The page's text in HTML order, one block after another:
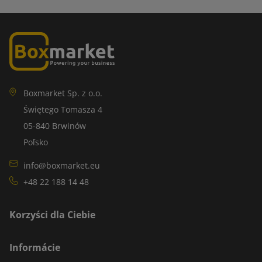
Boxmarket Sp. z o.o.
Świętego Tomasza 4
05-840 Brwinów
Poľsko
info@boxmarket.eu
+48 22 188 14 48
Korzyści dla Ciebie
Informácie